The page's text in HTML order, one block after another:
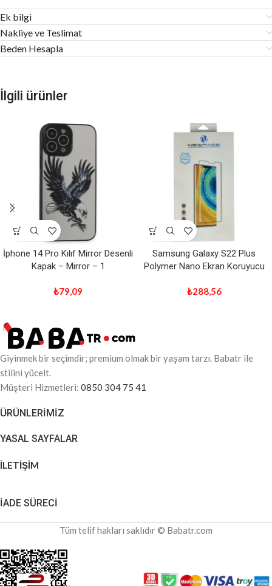
Ek bilgi
Nakliye ve Teslimat
Beden Hesapla
İlgili ürünler
İphone 14 Pro Kılıf Mirror Desenli
Kapak – Mirror – 1
₺79,09
Samsung Galaxy S22 Plus
Polymer Nano Ekran Koruyucu
₺288,56
Giyinmek bir seçimdir; premium olmak bir yaşam tarzı. Babatr ile
stilini yücelt.
Müşteri Hizmetleri: 0850 304 75 41
ÜRÜNLERIMIZ
YASAL SAYFALAR
İLETİŞİM
İADE SÜRECİ
Tüm telif hakları saklıdır © Babatr.com